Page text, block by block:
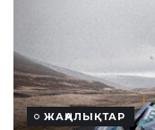
ЖАҢАЛЫҚТАР